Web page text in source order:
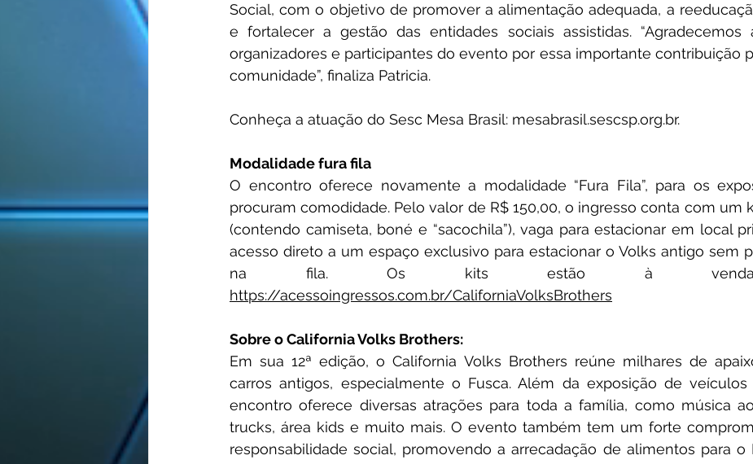
Social, com o objetivo de promover a alimentação adequada, a
e fortalecer a gestão das entidades sociais assistidas.
organizadores e participantes do evento por essa importante contribuição
comunidade”, finaliza Patricia.
Conheça a atuação do Sesc Mesa Brasil: mesabrasil.sescsp.org.br.
Modalidade fura fila
O encontro oferece novamente a modalidade “Fura Fila”, para os
procuram comodidade. Pelo valor de R$ 150,00, o ingresso conta com um
(contendo camiseta, boné e “sacochila”), vaga para estacionar em local
acesso direto a um espaço exclusivo para estacionar o Volks antigo sem
na fila. Os kits estão à
https://acessoingressos.com.br/CaliforniaVolksBrothers
Sobre o California Volks Brothers:
Em sua 12ª edição, o California Volks Brothers reúne milhares de
carros antigos, especialmente o Fusca. Além da exposição de
encontro oferece diversas atrações para toda a família, como música
trucks, área kids e muito mais. O evento também tem um forte
responsabilidade social, promovendo a arrecadação de alimentos para o